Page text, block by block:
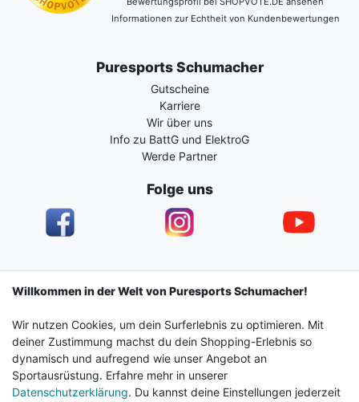
Informationen zur Echtheit von Kundenbewertungen
Puresports Schumacher
Gutscheine
Karriere
Wir über uns
Info zu BattG und ElektroG
Werde Partner
Folge uns
Impressum Daten­schutz­erklärung AGB
Barrierefreiheitserklärung Widerrufs­recht
Vertrag widerrufen Kontakt
Willkommen in der Welt von Puresports Schumacher!
Wir nutzen Cookies, um dein Surferlebnis zu optimieren. Mit
deiner Zustimmung machst du dein Shopping-Erlebnis so
dynamisch und aufregend wie unser Angebot an
Sportausrüstung. Erfahre mehr in unserer
Datenschutzerklärung. Du kannst deine Einstellungen jederzeit